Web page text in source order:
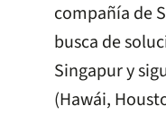
compañía de
busca de
Singapur y
(Hawái,